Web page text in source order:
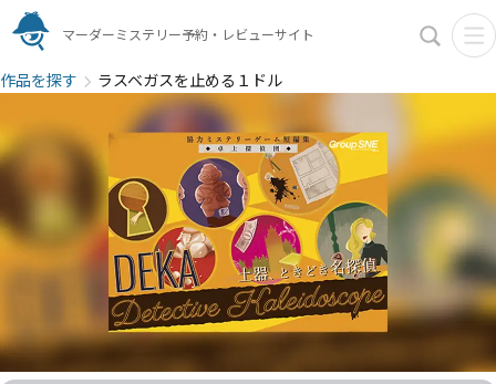
マーダーミステリー予約・レビューサイト
作品を探す ラスベガスを止める１ドル